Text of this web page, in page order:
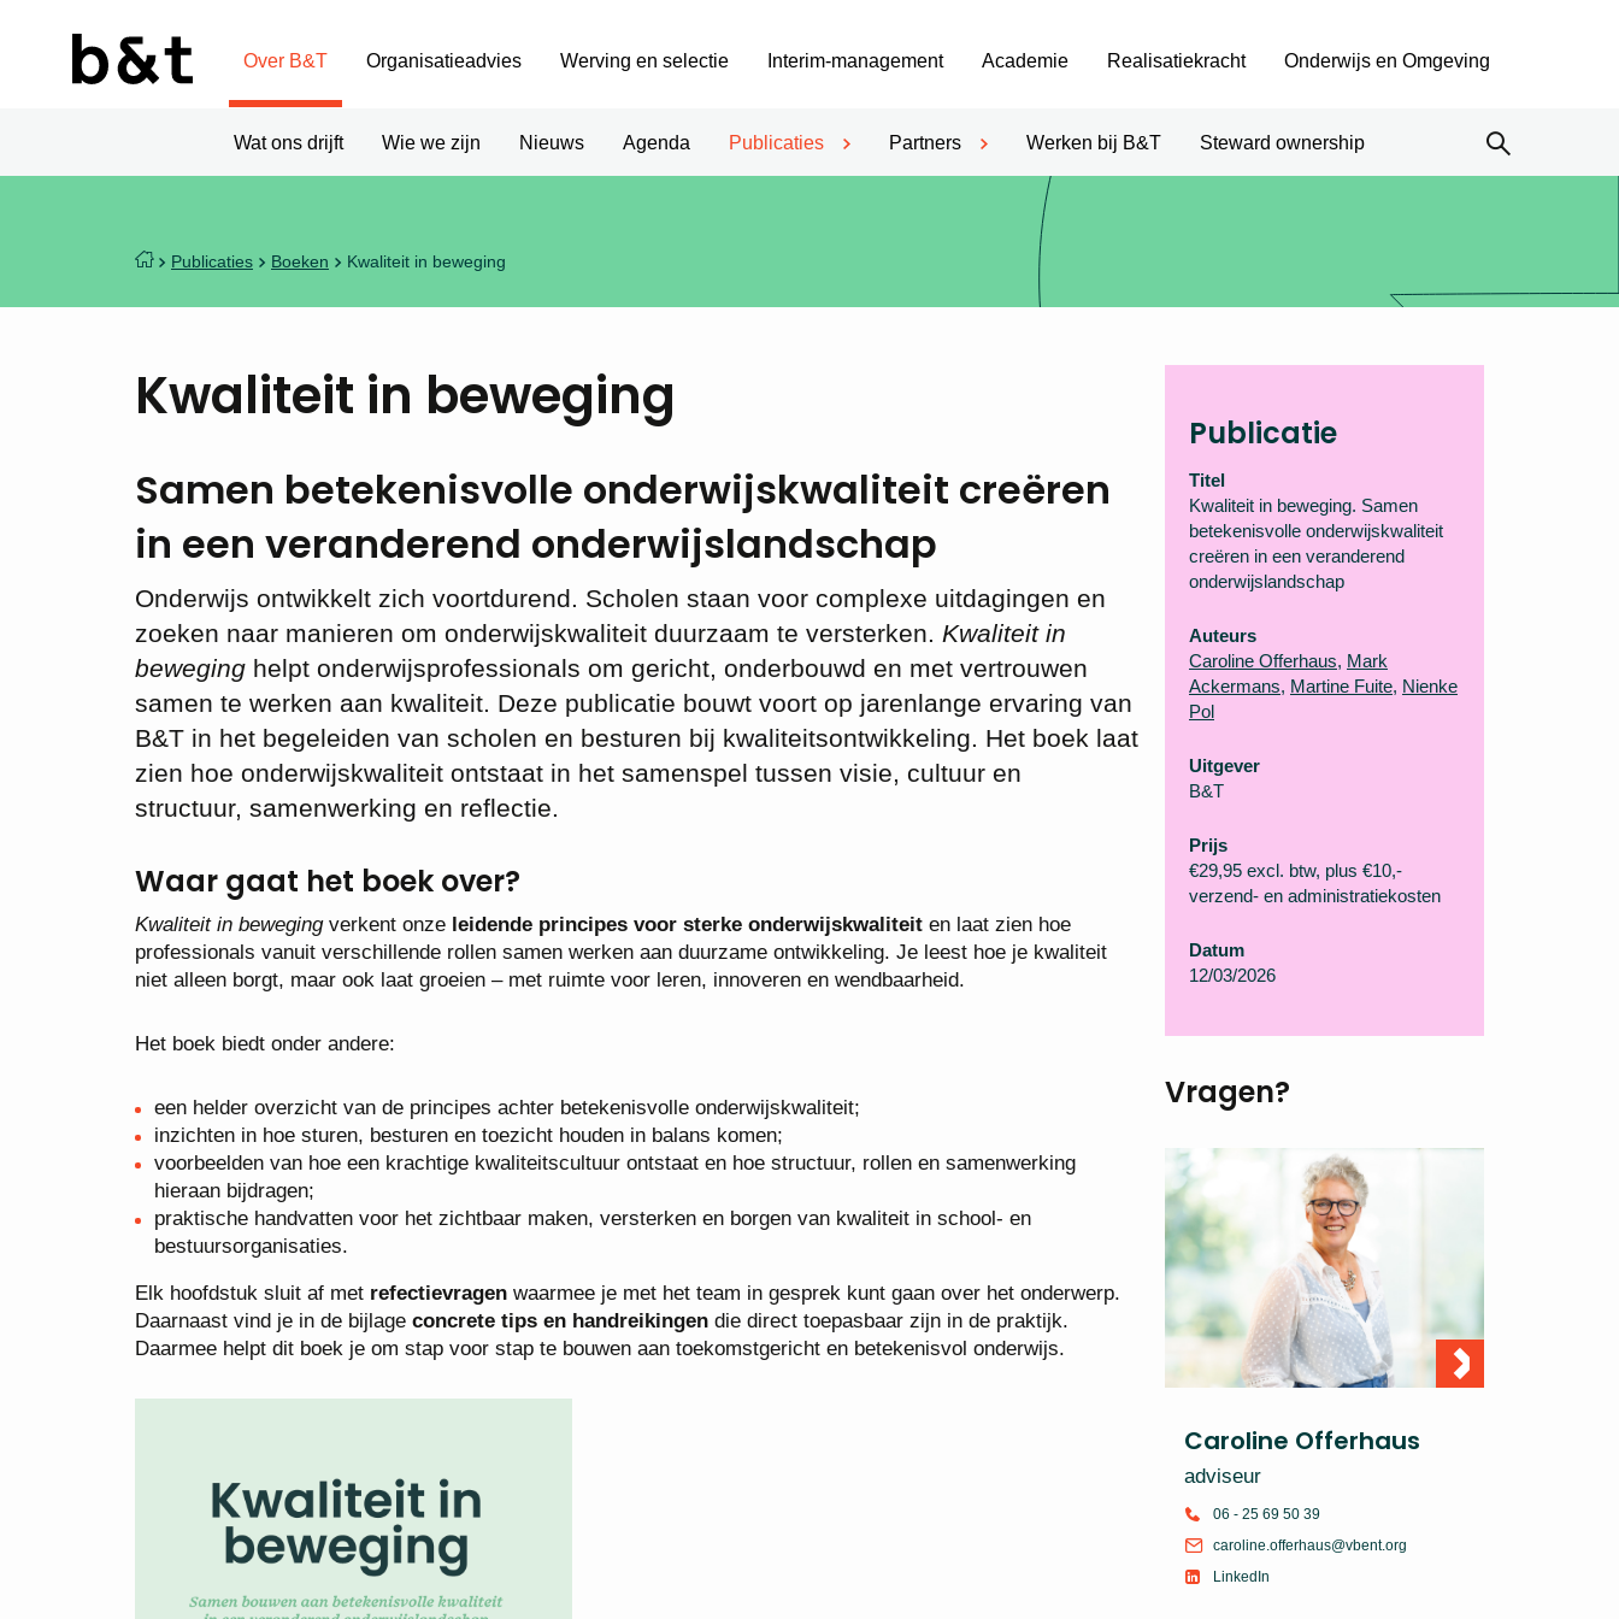
Over B&T
Wat ons drijft Wie we zijn Nieuws Agenda Publicaties Partners Werken bij B&T Steward ownership
Organisatieadvies Werving en selectie Interim-management Academie Realisatiekracht Onderwijs en Omgeving
Publicaties Boeken Kwaliteit in beweging
Kwaliteit in beweging
Samen betekenisvolle onderwijskwaliteit creëren
in een veranderend onderwijslandschap
Onderwijs ontwikkelt zich voortdurend. Scholen staan voor complexe uitdagingen en
zoeken naar manieren om onderwijskwaliteit duurzaam te versterken. Kwaliteit in
beweging helpt onderwijsprofessionals om gericht, onderbouwd en met vertrouwen
samen te werken aan kwaliteit. Deze publicatie bouwt voort op jarenlange ervaring van
B&T in het begeleiden van scholen en besturen bij kwaliteitsontwikkeling. Het boek laat
zien hoe onderwijskwaliteit ontstaat in het samenspel tussen visie, cultuur en
structuur, samenwerking en reflectie.
Waar gaat het boek over?
Kwaliteit in bewegingverkent onze leidende principes voor sterke onderwijskwaliteit en laat zien hoe
professionals vanuit verschillende rollen samen werken aan duurzame ontwikkeling. Je leest hoe je kwaliteit
niet alleen borgt, maar ook laat groeien – met ruimte voor leren, innoveren en wendbaarheid.
Het boek biedt onder andere:
een helder overzicht van de principes achter betekenisvolle onderwijskwaliteit;
inzichten in hoe sturen, besturen en toezicht houden in balans komen;
voorbeelden van hoe een krachtige kwaliteitscultuur ontstaat en hoe structuur, rollen en samenwerking
hieraan bijdragen;
praktische handvatten voor het zichtbaar maken, versterken en borgen van kwaliteit in school- en
bestuursorganisaties.
Elk hoofdstuk sluit af met refectievragen waarmee je met het team in gesprek kunt gaan over het onderwerp.
Daarnaast vind je in de bijlage concrete tips en handreikingen die direct toepasbaar zijn in de praktijk.
Daarmee helpt dit boek je om stap voor stap te bouwen aan toekomstgericht en betekenisvol onderwijs.
Publicatie
Titel
Kwaliteit in beweging. Samen
betekenisvolle onderwijskwaliteit
creëren in een veranderend
onderwijslandschap
Auteurs
Caroline Offerhaus, Mark
Ackermans, Martine Fuite, Nienke
Pol
Uitgever
B&T
Prijs
€29,95 excl. btw, plus €10,-
verzend- en administratiekosten
Datum
12/03/2026
Vragen?
Caroline Offerhaus
adviseur
06 - 25 69 50 39
caroline.offerhaus@vbent.org
LinkedIn